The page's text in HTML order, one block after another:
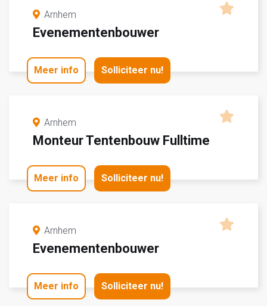
Arnhem
Evenementenbouwer
Meer info Solliciteer nu!
Arnhem
Monteur Tentenbouw Fulltime
Meer info Solliciteer nu!
Arnhem
Evenementenbouwer
Meer info Solliciteer nu!